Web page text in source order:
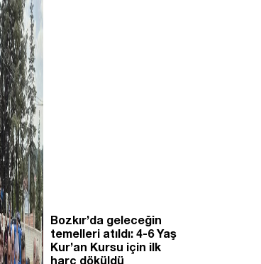
Bozkır’da geleceğin
temelleri atıldı: 4-6 Yaş
Kur’an Kursu için ilk
harç döküldü